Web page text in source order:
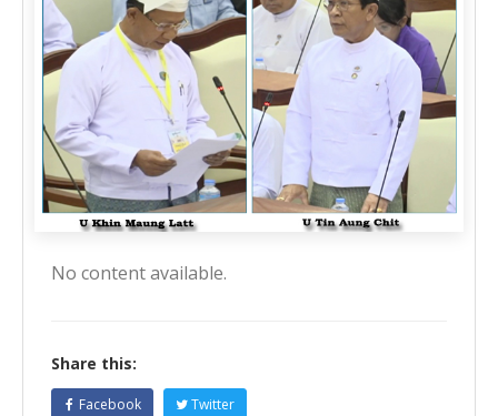
No content available.
Share this:
Facebook Twitter